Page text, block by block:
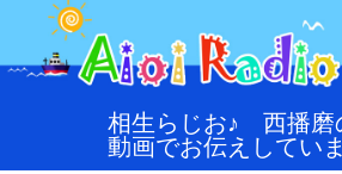
相生らじお♪ 西播磨
動画でお伝えしてい